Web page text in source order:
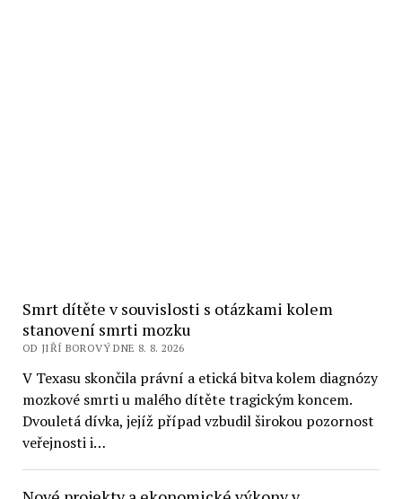
Smrt dítěte v souvislosti s otázkami kolem
stanovení smrti mozku
OD JIŘÍ BOROVÝ DNE 8. 8. 2026
V Texasu skončila právní a etická bitva kolem diagnózy
mozkové smrti u malého dítěte tragickým koncem.
Dvouletá dívka, jejíž případ vzbudil širokou pozornost
veřejnosti i…